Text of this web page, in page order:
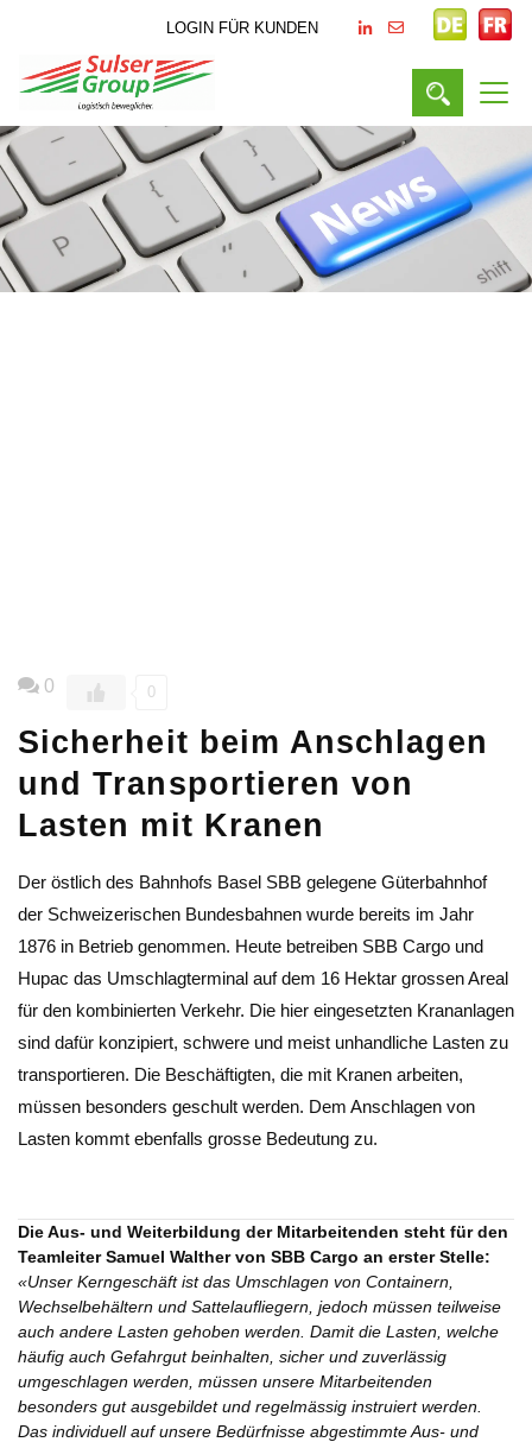
LOGIN FÜR KUNDEN
0 0
Sicherheit beim Anschlagen
und Transportieren von
Lasten mit Kranen
Der östlich des Bahnhofs Basel SBB gelegene Güterbahnhof
der Schweizerischen Bundesbahnen wurde bereits im Jahr
1876 in Betrieb genommen. Heute betreiben SBB Cargo und
Hupac das Umschlagterminal auf dem 16 Hektar grossen Areal
für den kombinierten Verkehr. Die hier eingesetzten Krananlagen
sind dafür konzipiert, schwere und meist unhandliche Lasten zu
transportieren. Die Beschäftigten, die mit Kranen arbeiten,
müssen besonders geschult werden. Dem Anschlagen von
Lasten kommt ebenfalls grosse Bedeutung zu.
Die Aus- und Weiterbildung der Mitarbeitenden steht für den
Teamleiter Samuel Walther von SBB Cargo an erster Stelle:
«Unser Kerngeschäft ist das Umschlagen von Containern,
Wechselbehältern und Sattelaufliegern, jedoch müssen teilweise
auch andere Lasten gehoben werden. Damit die Lasten, welche
häufig auch Gefahrgut beinhalten, sicher und zuverlässig
umgeschlagen werden, müssen unsere Mitarbeitenden
besonders gut ausgebildet und regelmässig instruiert werden.
Das individuell auf unsere Bedürfnisse abgestimmte Aus- und